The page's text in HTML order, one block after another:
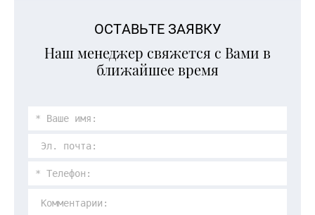
ОСТАВЬТЕ ЗАЯВКУ
Наш менеджер свяжется с Вами в
ближайшее время